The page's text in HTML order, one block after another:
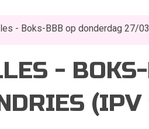
- Boks-BBB op donderdag 27/
-